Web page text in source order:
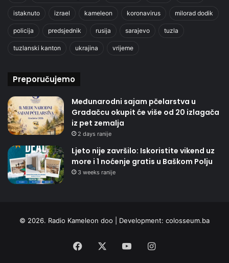
istaknuto izrael kameleon koronavirus milorad dodik
policija predsjednik rusija sarajevo tuzla
tuzlanski kanton ukrajina vrijeme
Preporučujemo
Međunarodni sajam pčelarstva u
Gradačcu okupit će više od 20 izlagača
iz pet zemalja
2 days ranije
Ljeto nije završilo: Iskoristite vikend uz
more i 1 noćenje gratis u Baškom Polju
3 weeks ranije
© 2026. Radio Kameleon doo | Development: colosseum.ba
Facebook YouTubeInstagram